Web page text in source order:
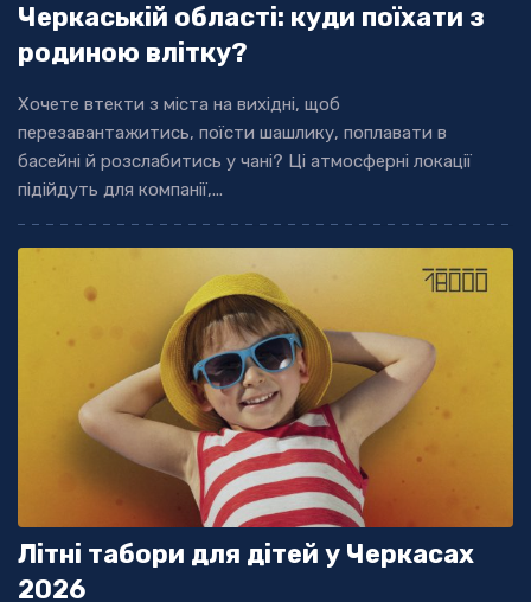
Черкаській області: куди поїхати з
родиною влітку?
Хочете втекти з міста на вихідні, щоб
перезавантажитись, поїсти шашлику, поплавати в
басейні й розслабитись у чані? Ці атмосферні локації
підійдуть для компанії,...
Літні табори для дітей у Черкасах
2026